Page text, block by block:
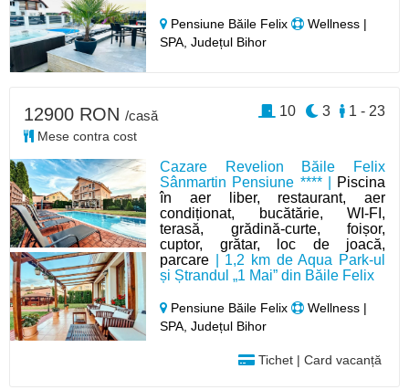
Pensiune Băile Felix
Wellness |
SPA, Județul Bihor
Cazare Revelion Băile Felix
Sânmartin Pensiune **** |
Piscina
în aer liber, restaurant, aer
condiționat, bucătărie, WI-FI,
terasă, grădină-curte, foișor,
cuptor, grătar, loc de joacă,
parcare | 1,2 km de Aqua Park-ul
și Ștrandul „1 Mai” din Băile Felix
Pensiune Băile Felix
Wellness |
SPA, Județul Bihor
Tichet | Card vacanță
12900 RON /casă
Mese contra cost
1 - 23
3
10